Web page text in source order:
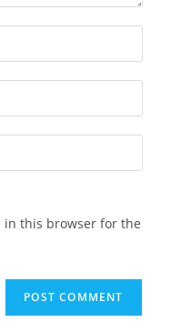
in this browser for the